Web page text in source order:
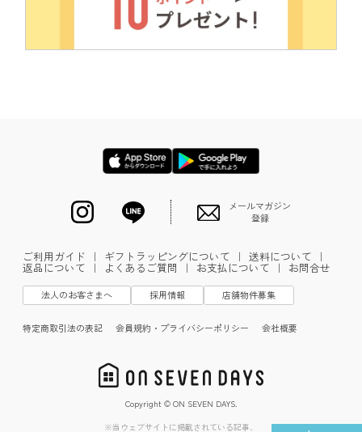
メールマガジン
登録
ご利用ガイド ｜ ギフトラッピングについて ｜ 送料について ｜
返品について ｜ よくあるご質問 ｜ お支払について ｜ お問合せ
法人のお客さまへ 採用情報 店舗物件募集
特定商取引法の表記 会員規約・プライバシーポリシー 会社概要
Copyright © ON SEVEN DAYS.
※当ウェブサイトに掲載されている記事、